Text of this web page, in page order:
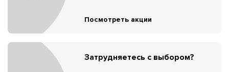
Посмотреть акции
Затрудняетесь с выбором?